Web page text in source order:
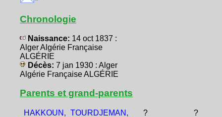
Chronologie
Naissance: 14 oct 1837 :
Alger Algérie Française
ALGÉRIE
Décès: 7 jan 1930 : Alger
Algérie Française ALGÉRIE
Parents et grand-parents
HAKKOUN, TOURDJEMAN,
? ?